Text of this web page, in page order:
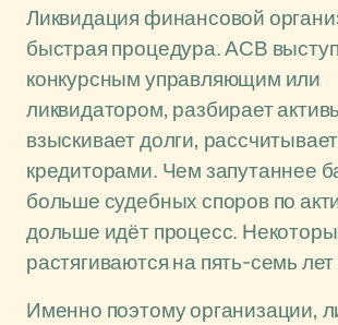
Ликвидация финансовой
быстрая процедура. АСВ
конкурсным управляющим или
ликвидатором, разбирает
взыскивает долги,
кредиторами. Чем запутаннее
больше судебных споров по
дольше идёт процесс.
растягиваются на пять-семь
Именно поэтому организации,